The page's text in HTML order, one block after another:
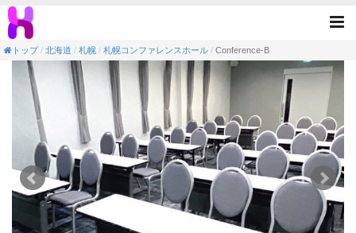
【会議室】札幌コンファレンスホール-
トップ
北海道 札幌 札幌コンファレンスホール Conference-B